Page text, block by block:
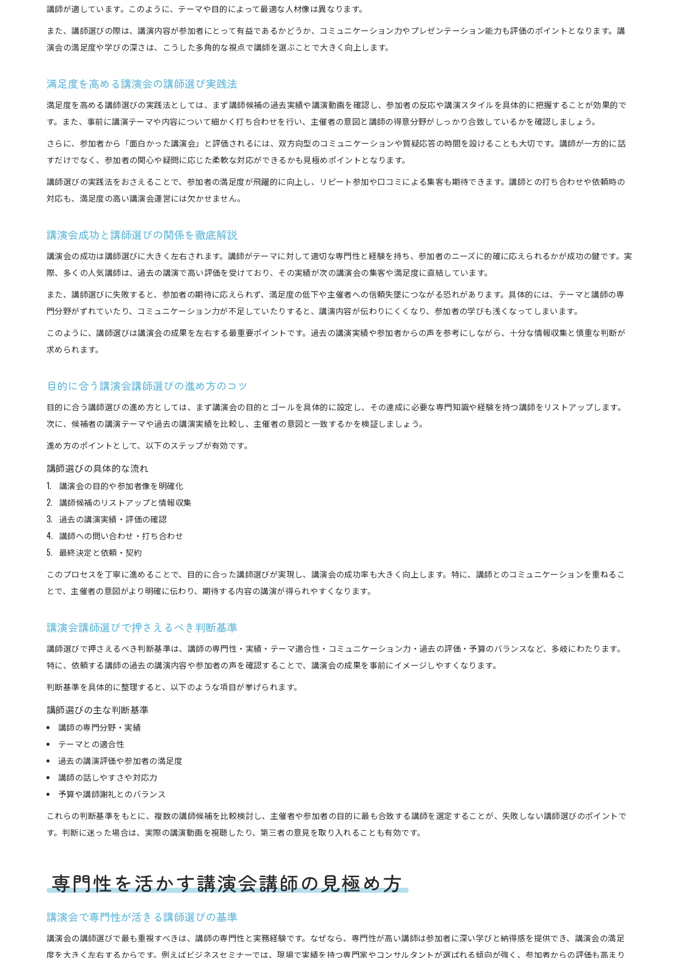
適切な講師選出で実践的な学びを得る
講演会で実践力が高まる講師選びの条件
参加者の成長を促す講演会講師選定の工夫
講演会で実践的学びを実現する選び方
満足度が高まる講演会講師選定ポイント
講演会満足度を左右する講師選びの視点
参加者評価が高い講演会講師の特徴とは
面白かった講演会に学ぶ講師選定ポイント
予算内で講演会講師選びを成功させる秘訣
講演会講師募集のコツと費用の考え方
講演会講師費用と質のバランスを取る工夫
講演会講師選びとお礼相場の把握ポイント
講演会講師選出で費用対効果を高める方法
講師選びの失敗原因と講演会成功の秘訣
講演会講師選びで見落としがちな注意点
講師が適しています。このように、テーマや目的によって最適な人材像は異なります。
また、講師選びの際は、講演内容が参加者にとって有益であるかどうか、コミュニケーション力やプレゼンテーション能力も評価のポイントとなります。講
演会の満足度や学びの深さは、こうした多角的な視点で講師を選ぶことで大きく向上します。
満足度を高める講演会の講師選び実践法
満足度を高める講師選びの実践法としては、まず講師候補の過去実績や講演動画を確認し、参加者の反応や講演スタイルを具体的に把握することが効果的で
す。また、事前に講演テーマや内容について細かく打ち合わせを行い、主催者の意図と講師の得意分野がしっかり合致しているかを確認しましょう。
さらに、参加者から「面白かった講演会」と評価されるには、双方向型のコミュニケーションや質疑応答の時間を設けることも大切です。講師が一方的に話
すだけでなく、参加者の関心や疑問に応じた柔軟な対応ができるかも見極めポイントとなります。
講師選びの実践法をおさえることで、参加者の満足度が飛躍的に向上し、リピート参加や口コミによる集客も期待できます。講師との打ち合わせや依頼時の
対応も、満足度の高い講演会運営には欠かせません。
講演会成功と講師選びの関係を徹底解説
講演会の成功は講師選びに大きく左右されます。講師がテーマに対して適切な専門性と経験を持ち、参加者のニーズに的確に応えられるかが成功の鍵です。実
際、多くの人気講師は、過去の講演で高い評価を受けており、その実績が次の講演会の集客や満足度に直結しています。
また、講師選びに失敗すると、参加者の期待に応えられず、満足度の低下や主催者への信頼失墜につながる恐れがあります。具体的には、テーマと講師の専
門分野がずれていたり、コミュニケーション力が不足していたりすると、講演内容が伝わりにくくなり、参加者の学びも浅くなってしまいます。
このように、講師選びは講演会の成果を左右する最重要ポイントです。過去の講演実績や参加者からの声を参考にしながら、十分な情報収集と慎重な判断が
求められます。
目的に合う講演会講師選びの進め方のコツ
目的に合う講師選びの進め方としては、まず講演会の目的とゴールを具体的に設定し、その達成に必要な専門知識や経験を持つ講師をリストアップします。
次に、候補者の講演テーマや過去の講演実績を比較し、主催者の意図と一致するかを検証しましょう。
進め方のポイントとして、以下のステップが有効です。
講師選びの具体的な流れ
講演会の目的や参加者像を明確化
講師候補のリストアップと情報収集
過去の講演実績・評価の確認
講師への問い合わせ・打ち合わせ
最終決定と依頼・契約
このプロセスを丁寧に進めることで、目的に合った講師選びが実現し、講演会の成功率も大きく向上します。特に、講師とのコミュニケーションを重ねるこ
とで、主催者の意図がより明確に伝わり、期待する内容の講演が得られやすくなります。
講演会講師選びで押さえるべき判断基準
講師選びで押さえるべき判断基準は、講師の専門性・実績・テーマ適合性・コミュニケーション力・過去の評価・予算のバランスなど、多岐にわたります。
特に、依頼する講師の過去の講演内容や参加者の声を確認することで、講演会の成果を事前にイメージしやすくなります。
判断基準を具体的に整理すると、以下のような項目が挙げられます。
講師選びの主な判断基準
講師の専門分野・実績
テーマとの適合性
過去の講演評価や参加者の満足度
講師の話しやすさや対応力
予算や講師謝礼とのバランス
これらの判断基準をもとに、複数の講師候補を比較検討し、主催者や参加者の目的に最も合致する講師を選定することが、失敗しない講師選びのポイントで
す。判断に迷った場合は、実際の講演動画を視聴したり、第三者の意見を取り入れることも有効です。
専門性を活かす講演会講師の見極め方
講演会で専門性が活きる講師選びの基準
講演会の講師選びで最も重視すべきは、講師の専門性と実務経験です。なぜなら、専門性が高い講師は参加者に深い学びと納得感を提供でき、講演会の満足
度を大きく左右するからです。例えばビジネスセミナーでは、現場で実績を持つ専門家やコンサルタントが選ばれる傾向が強く、参加者からの評価も高まり